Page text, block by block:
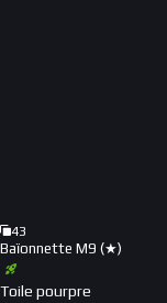
43
Baïonnette M9 (★)
Toile pourpre